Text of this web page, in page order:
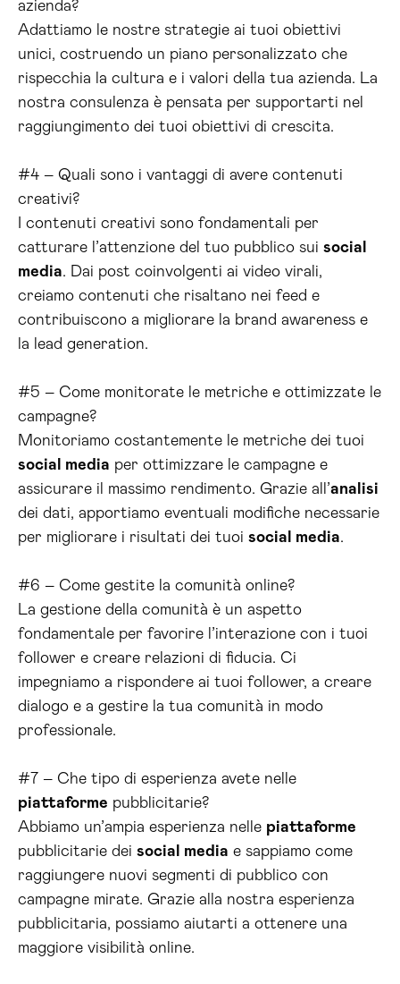
azienda?
Adattiamo le nostre strategie ai tuoi obiettivi
unici, costruendo un piano personalizzato che
rispecchia la cultura e i valori della tua azienda. La
nostra consulenza è pensata per supportarti nel
raggiungimento dei tuoi obiettivi di crescita.
#4 – Quali sono i vantaggi di avere contenuti
creativi?
I contenuti creativi sono fondamentali per
catturare l’attenzione del tuo pubblico sui social
media. Dai post coinvolgenti ai video virali,
creiamo contenuti che risaltano nei feed e
contribuiscono a migliorare la brand awareness e
la lead generation.
#5 – Come monitorate le metriche e ottimizzate le
campagne?
Monitoriamo costantemente le metriche dei tuoi
social media per ottimizzare le campagne e
assicurare il massimo rendimento. Grazie all’analisi
dei dati, apportiamo eventuali modifiche necessarie
per migliorare i risultati dei tuoi social media.
#6 – Come gestite la comunità online?
La gestione della comunità è un aspetto
fondamentale per favorire l’interazione con i tuoi
follower e creare relazioni di fiducia. Ci
impegniamo a rispondere ai tuoi follower, a creare
dialogo e a gestire la tua comunità in modo
professionale.
#7 – Che tipo di esperienza avete nelle
piattaforme pubblicitarie?
Abbiamo un’ampia esperienza nelle piattaforme
pubblicitarie dei social media e sappiamo come
raggiungere nuovi segmenti di pubblico con
campagne mirate. Grazie alla nostra esperienza
pubblicitaria, possiamo aiutarti a ottenere una
maggiore visibilità online.